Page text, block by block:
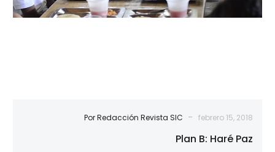
Por Redacción Revista SIC - febrero 15, 2018
Plan B: Haré Paz